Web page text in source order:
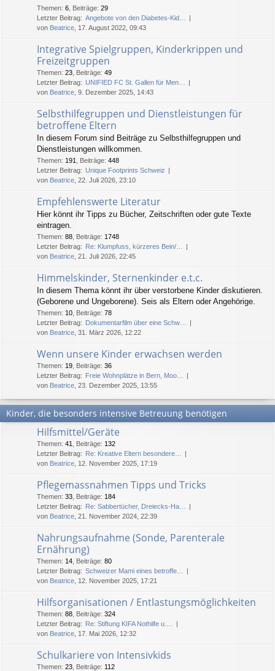
Themen: 6 Beiträge: 29
Letzter Beitrag: Angebote von den Diabetes-Kid…
von Beatrice , 17. August 2022, 09:43
Integrative Spielgruppen, Kinderkrippen und
Freizeitgruppen
Themen: 23 Beiträge: 49
Letzter Beitrag: UNIFIED FC St. Gallen für Men…
von Beatrice , 9. Dezember 2025, 14:43
Selbsthilfegruppen und Dienstleistungen für
betroffene Eltern
In diesem Forum sind Beiträge zu Selbsthilfegruppen und
Dienstleistungen willkommen.
Themen: 191 Beiträge: 448
Letzter Beitrag: Unique Footprints Schweiz
von Beatrice , 22. Juli 2026, 23:10
Empfehlenswerte Literatur
Hier könnt ihr Tipps zu Bücher, Zeitschriften oder gute Texte
eintragen.
Themen: 88 Beiträge: 1748
Letzter Beitrag: Re: Klumpfuss, kürzeres Bein/…
von Beatrice , 21. Juli 2026, 22:45
Himmelskinder, Sternenkinder e.t.c.
In diesem Thema könnt ihr über verstorbene Kinder diskutieren.
(Geborene und Ungeborene). Seis als Eltern oder Angehörige.
Themen: 10 Beiträge: 78
Letzter Beitrag: Dokumentarfilm über eine Schw…
von Beatrice , 31. März 2026, 12:22
Wenn unsere Kinder erwachsen werden
Themen: 19 Beiträge: 36
Letzter Beitrag: Freie Wohnplätze in Bern, Moo…
von Beatrice , 23. Dezember 2025, 13:55
Kinder, die besonders intensive Betreuung benötigen
Hilfsmittel/Geräte
Themen: 41 Beiträge: 132
Letzter Beitrag: Re: Kreative Eltern besondere…
von Beatrice , 12. November 2025, 17:19
Pflegemassnahmen Tipps und Tricks
Themen: 33 Beiträge: 184
Letzter Beitrag: Re: Sabbertücher, Dreiecks-Ha…
von Beatrice , 21. November 2024, 22:39
Nahrungsaufnahme (Sonde, Parenterale
Ernährung)
Themen: 14 Beiträge: 80
Letzter Beitrag: Schweizer Mami eines betroffe…
von Beatrice , 12. November 2025, 17:21
Hilfsorganisationen / Entlastungsmöglichkeiten
Themen: 88 Beiträge: 324
Letzter Beitrag: Re: Stiftung KIFA Nothilfe u.…
von Beatrice , 17. Mai 2026, 12:32
Schulkariere von Intensivkids
Themen: 23 Beiträge: 112